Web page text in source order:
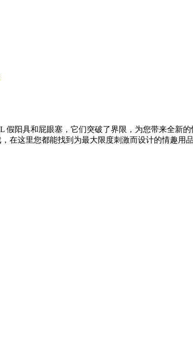
假阳具和屁眼塞，它们突破了界限，为您带来全新
在这里您都能找到为最大限度刺激而设计的情趣用